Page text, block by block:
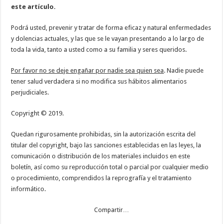
este artículo.
Podrá usted, prevenir y tratar de forma eficaz y natural enfermedades
y dolencias actuales, y las que se le vayan presentando a lo largo de
toda la vida, tanto a usted como a su familia y seres queridos.
Por favor no se deje engañar por nadie sea quien sea. Nadie puede
tener salud verdadera si no modifica sus hábitos alimentarios
perjudiciales.
Copyright © 2019.
Quedan rigurosamente prohibidas, sin la autorización escrita del
titular del copyright, bajo las sanciones establecidas en las leyes, la
comunicación o distribución de los materiales incluidos en este
boletín, así como su reproducción total o parcial por cualquier medio
o procedimiento, comprendidos la reprografía y el tratamiento
informático.
Compartir…